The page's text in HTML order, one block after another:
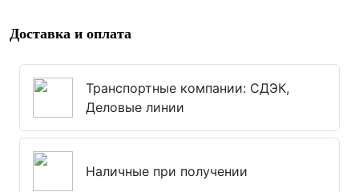
Доставка и оплата
Транспортные компании: СДЭК,
Деловые линии
Наличные при получении